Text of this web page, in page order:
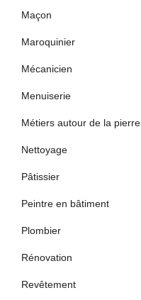
Maçon
Maroquinier
Mécanicien
Menuiserie
Métiers autour de la pierre
Nettoyage
Pâtissier
Peintre en bâtiment
Plombier
Rénovation
Revêtement